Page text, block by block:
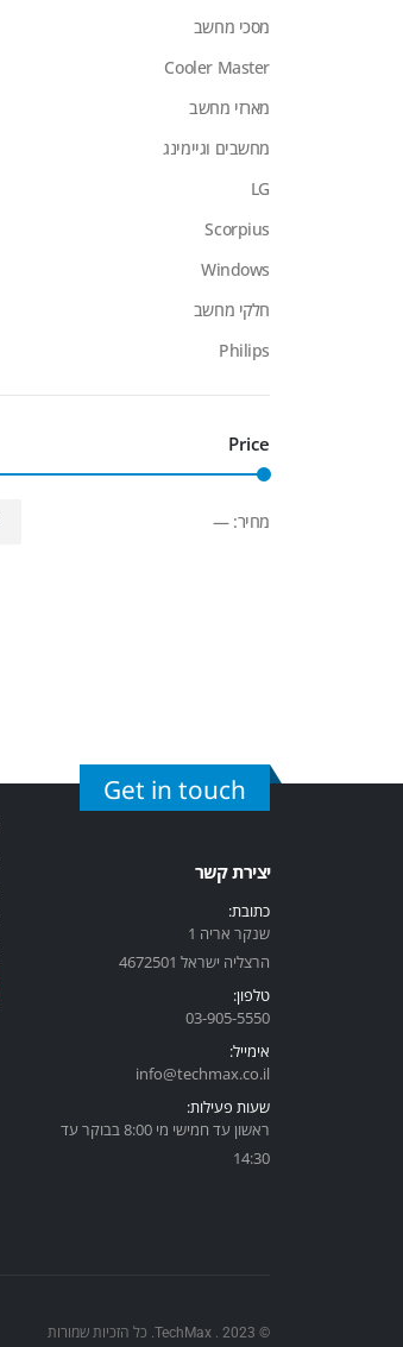
מסכי מחשב
Cooler Master
מארזי מחשב
מחשבים וגיימינג
LG
Scorpius
Windows
חלקי מחשב
Philips
Price
מחיר:—
Get in touch
יצירת קשר
כתובת:
שנקר אריה 1
הרצליה ישראל 4672501
טלפון:
03-905-5550
אימייל:
info@techmax.co.il
שעות פעילות:
ראשון עד חמישי מי 8:00 בבוקר עד
14:30
© TechMax . 2023. כל הזכיות שמורות